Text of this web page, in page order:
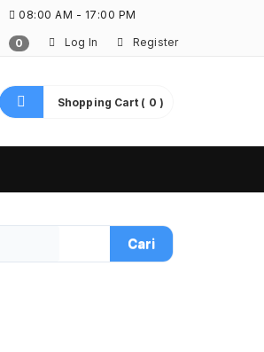
08:00 AM - 17:00 PM
0 Log In Register
Shopping Cart ( 0 )